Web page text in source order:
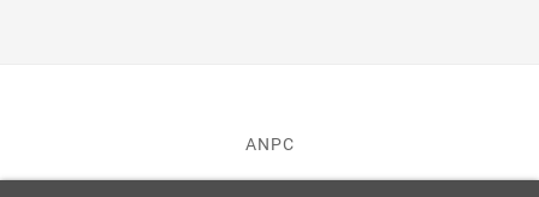
ANPC